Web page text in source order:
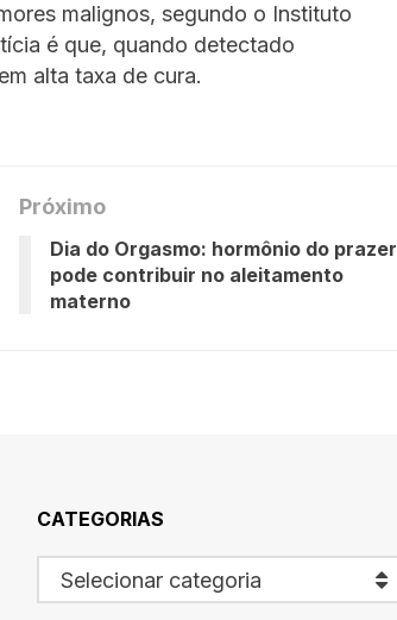
malignos, segundo o Instituto
é que, quando detectado
alta taxa de cura.
Próximo
Dia do Orgasmo: hormônio do prazer
pode contribuir no aleitamento
materno
CATEGORIAS
Selecionar categoria